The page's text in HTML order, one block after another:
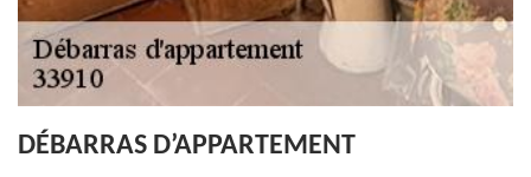
DÉBARRAS D’APPARTEMENT